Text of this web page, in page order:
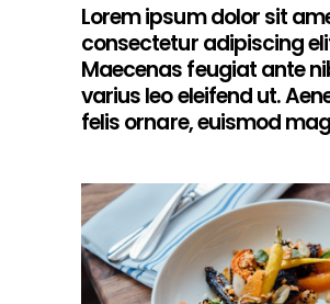
Lorem ipsum dolor sit
consectetur adipiscing
Maecenas feugiat ante
varius leo eleifend ut.
felis ornare, euismod